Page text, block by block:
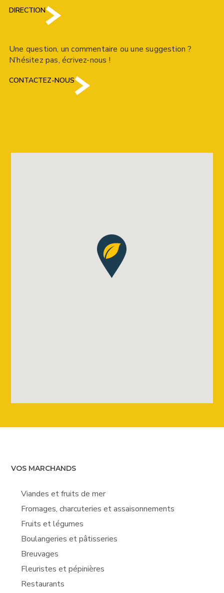
DIRECTION
Une question, un commentaire ou une suggestion ?
N’hésitez pas, écrivez-nous !
CONTACTEZ-NOUS
VOS MARCHANDS
Viandes et fruits de mer
Fromages, charcuteries et assaisonnements
Fruits et légumes
Boulangeries et pâtisseries
Breuvages
Fleuristes et pépinières
Restaurants